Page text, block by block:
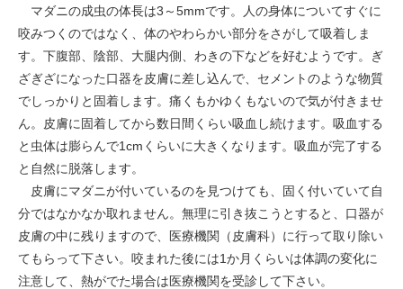
マダニの成虫の体長は3～5mmです。人の身体についてすぐに
咬みつくのではなく、体のやわらかい部分をさがして吸着しま
す。下腹部、陰部、大腿内側、わきの下などを好むようです。ぎ
ざぎざになった口器を皮膚に差し込んで、セメントのような物質
でしっかりと固着します。痛くもかゆくもないので気が付きませ
ん。皮膚に固着してから数日間くらい吸血し続けます。吸血する
と虫体は膨らんで1cmくらいに大きくなります。吸血が完了する
と自然に脱落します。
皮膚にマダニが付いているのを見つけても、固く付いていて自
分ではなかなか取れません。無理に引き抜こうとすると、口器が
皮膚の中に残りますので、医療機関（皮膚科）に行って取り除い
てもらって下さい。咬まれた後には1か月くらいは体調の変化に
注意して、熱がでた場合は医療機関を受診して下さい。